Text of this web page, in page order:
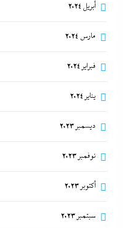
أبريل 2024
مارس 2024
فبراير 2024
يناير 2024
ديسمبر 2023
نوفمبر 2023
أكتوبر 2023
سبتمبر 2023